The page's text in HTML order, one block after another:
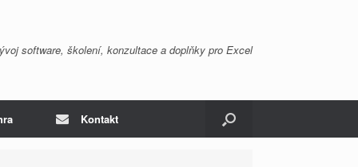
software, školení, konzultace a doplňky pro Excel
Kontakt